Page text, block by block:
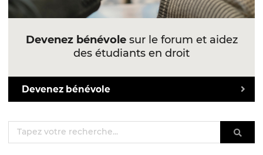
Devenez bénévolesur le forum et aidez
des étudiants en droit
Devenez bénévole